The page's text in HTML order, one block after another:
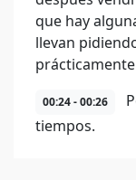
que hay
llevan
00:24 - 00:26
tiempos.